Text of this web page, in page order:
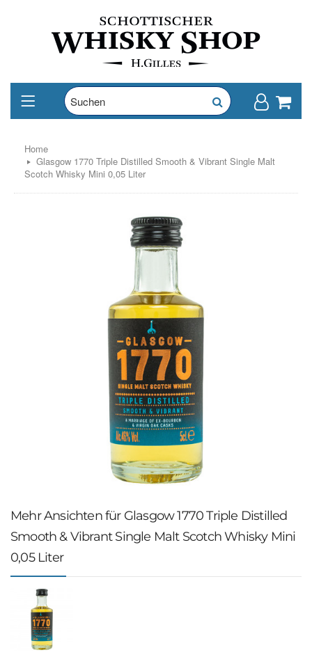
Home
Glasgow 1770 Triple Distilled Smooth & Vibrant Single Malt
Scotch Whisky Mini 0,05 Liter
Mehr Ansichten für Glasgow 1770 Triple Distilled
Smooth & Vibrant Single Malt Scotch Whisky Mini
0,05 Liter